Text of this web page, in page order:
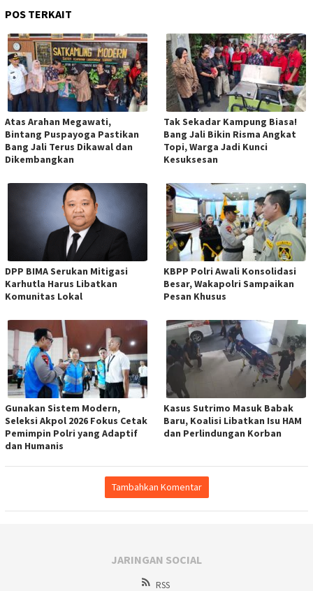
POS TERKAIT
Atas Arahan Megawati,
Bintang Puspayoga Pastikan
Bang Jali Terus Dikawal dan
Dikembangkan
Tak Sekadar Kampung Biasa!
Bang Jali Bikin Risma Angkat
Topi, Warga Jadi Kunci
Kesuksesan
DPP BIMA Serukan Mitigasi
Karhutla Harus Libatkan
Komunitas Lokal
KBPP Polri Awali Konsolidasi
Besar, Wakapolri Sampaikan
Pesan Khusus
Gunakan Sistem Modern,
Seleksi Akpol 2026 Fokus Cetak
Pemimpin Polri yang Adaptif
dan Humanis
Kasus Sutrimo Masuk Babak
Baru, Koalisi Libatkan Isu HAM
dan Perlindungan Korban
Tambahkan Komentar
JARINGAN SOCIAL
RSS